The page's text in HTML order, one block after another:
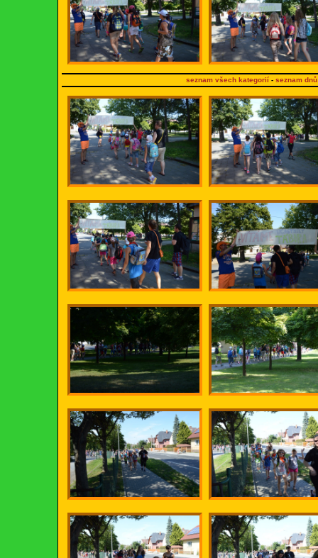
seznam všech kategorií - seznam